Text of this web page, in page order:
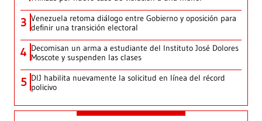
3 Venezuela retoma diálogo entre Gobierno y oposición para
definir una transición electoral
4 Decomisan un arma a estudiante del Instituto José Dolores
Moscote y suspenden las clases
5 DIJ habilita nuevamente la solicitud en línea del récord
policivo